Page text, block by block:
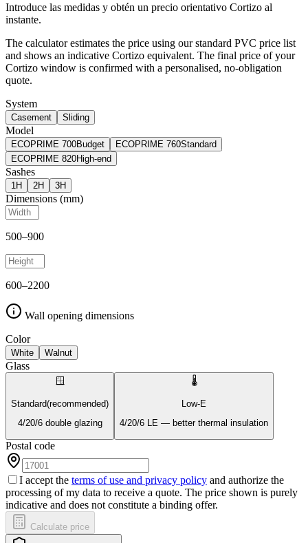
Introduce las medidas y obtén un precio orientativo Cortizo al
instante.
The calculator estimates the price using our standard PVC price list
and shows an indicative Cortizo equivalent. The final price of your
Cortizo window is confirmed with a personalised, no-obligation
quote.
System
Casement Sliding
Model
ECOPRIME 700Budget ECOPRIME 760Standard
ECOPRIME 820High-end
Sashes
1 H 2H 3H
Dimensions (mm)
500–900
600–2200
Wall opening dimensions
Color
White Walnut
Glass
🪟
Standard(recommended)
4/20/6 double glazing
🌡️
Low-E
4/20/6 LE — better thermal insulation
Postal code
I accept the terms of use and privacy policy and authorize the
processing of my data to receive a quote. The price shown is purely
indicative and does not constitute a binding offer.
Calculate price